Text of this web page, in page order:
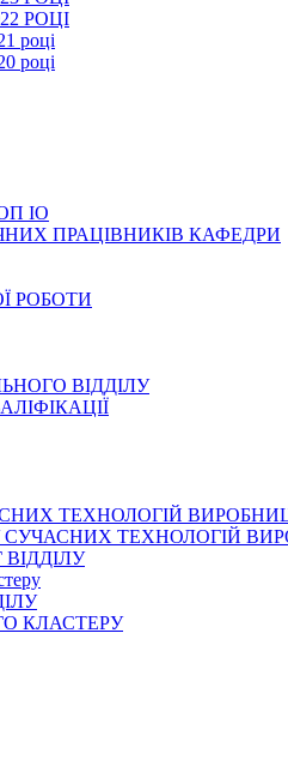
РОЦІ
році
році
ІО
ПРАЦІВНИКІВ КАФЕДРИ
РОБОТИ
ВІДДІЛУ
ТЕХНОЛОГІЙ
СУЧАСНИХ ТЕХНОЛОГІЙ
КЛАСТЕРУ